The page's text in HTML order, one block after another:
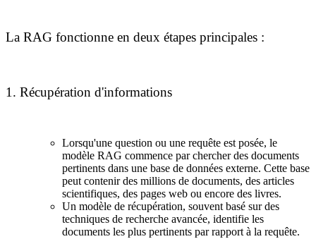
La RAG fonctionne en deux étapes principales :
1. Récupération d'informations
Lorsqu'une question ou une requête est posée, le
modèle RAG commence par chercher des documents
pertinents dans une base de données externe. Cette base
peut contenir des millions de documents, des articles
scientifiques, des pages web ou encore des livres.
Un modèle de récupération, souvent basé sur des
techniques de recherche avancée, identifie les
documents les plus pertinents par rapport à la requête.